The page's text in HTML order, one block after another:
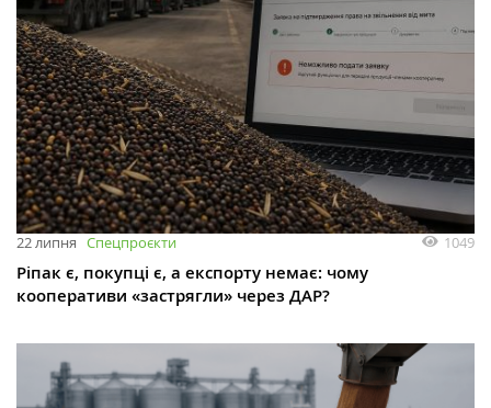
22 липня Спецпроєкти 1049
Ріпак є, покупці є, а експорту немає: чому
кооперативи «застрягли» через ДАР?